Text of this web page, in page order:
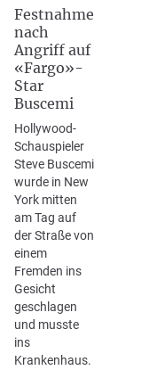
Festnahme
nach
Angriff auf
«Fargo»-
Star
Buscemi
Hollywood-
Schauspieler
Steve Buscemi
wurde in New
York mitten
am Tag auf
der Straße von
einem
Fremden ins
Gesicht
geschlagen
und musste
ins
Krankenhaus.